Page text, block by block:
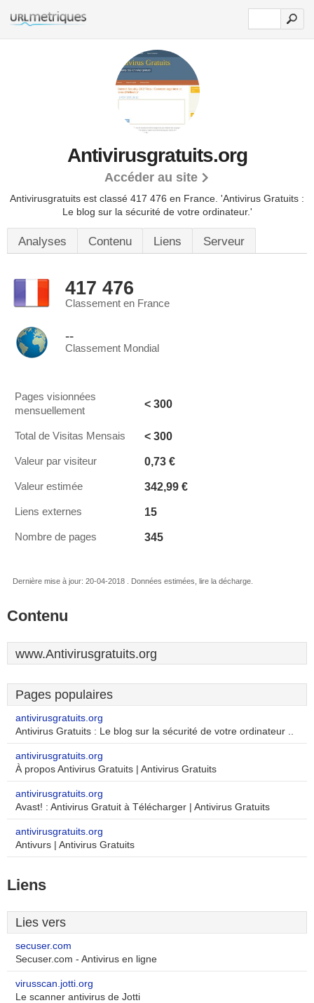
Antivirusgratuits.org
Accéder au site
Antivirusgratuits est classé 417 476 en France. 'Antivirus Gratuits :
Le blog sur la sécurité de votre ordinateur.'
Analyses Contenu Liens Serveur
417 476
Classement en France
--
Classement Mondial
Pages visionnées
mensuellement
< 300
Total de Visitas Mensais < 300
Valeur par visiteur 0,73 €
Valeur estimée 342,99 €
Liens externes 15
Nombre de pages 345
Dernière mise à jour: 20-04-2018 . Données estimées, lire la décharge.
Contenu
www.Antivirusgratuits.org
Pages populaires
antivirusgratuits.org
Antivirus Gratuits : Le blog sur la sécurité de votre ordinateur ..
antivirusgratuits.org
À propos Antivirus Gratuits | Antivirus Gratuits
antivirusgratuits.org
Avast! : Antivirus Gratuit à Télécharger | Antivirus Gratuits
antivirusgratuits.org
Antivurs | Antivirus Gratuits
Liens
Lies vers
secuser.com
Secuser.com - Antivirus en ligne
virusscan.jotti.org
Le scanner antivirus de Jotti